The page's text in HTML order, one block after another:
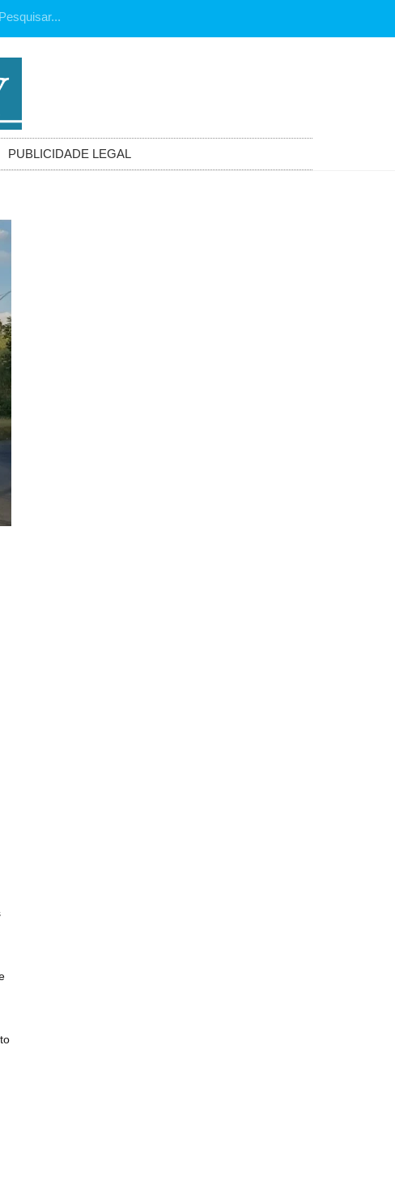
PUBLICIDADE LEGAL